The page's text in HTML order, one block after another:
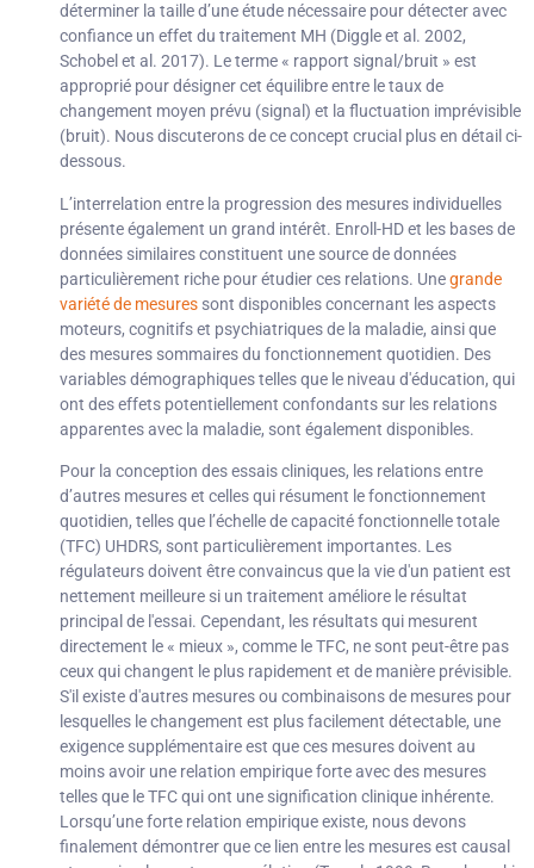
déterminer la taille d’une étude nécessaire pour détecter avec
confiance un effet du traitement MH (Diggle et al. 2002,
Schobel et al. 2017). Le terme « rapport signal/bruit » est
approprié pour désigner cet équilibre entre le taux de
changement moyen prévu (signal) et la fluctuation imprévisible
(bruit). Nous discuterons de ce concept crucial plus en détail ci-
dessous.
L’interrelation entre la progression des mesures individuelles
présente également un grand intérêt. Enroll-HD et les bases de
données similaires constituent une source de données
particulièrement riche pour étudier ces relations. Unegrande
variété de mesures sont disponibles concernant les aspects
moteurs, cognitifs et psychiatriques de la maladie, ainsi que
des mesures sommaires du fonctionnement quotidien. Des
variables démographiques telles que le niveau d'éducation, qui
ont des effets potentiellement confondants sur les relations
apparentes avec la maladie, sont également disponibles.
Pour la conception des essais cliniques, les relations entre
d’autres mesures et celles qui résument le fonctionnement
quotidien, telles que l’échelle de capacité fonctionnelle totale
(TFC) UHDRS, sont particulièrement importantes. Les
régulateurs doivent être convaincus que la vie d'un patient est
nettement meilleure si un traitement améliore le résultat
principal de l'essai. Cependant, les résultats qui mesurent
directement le « mieux », comme le TFC, ne sont peut-être pas
ceux qui changent le plus rapidement et de manière prévisible.
S'il existe d'autres mesures ou combinaisons de mesures pour
lesquelles le changement est plus facilement détectable, une
exigence supplémentaire est que ces mesures doivent au
moins avoir une relation empirique forte avec des mesures
telles que le TFC qui ont une signification clinique inhérente.
Lorsqu’une forte relation empirique existe, nous devons
finalement démontrer que ce lien entre les mesures est causal